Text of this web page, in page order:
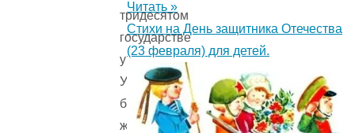
тридесятом
государстве
у
Усоньши-
богатырши
живая
Читать »
Стихи на День защитника Отечества
(23 февраля) для детей.